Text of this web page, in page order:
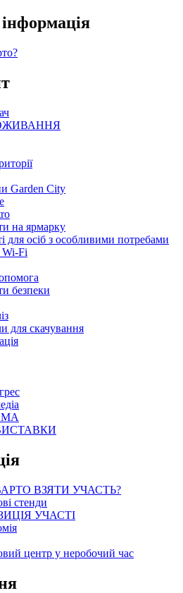
Garden City
на ярмарку
для осіб з особливими потребами
Wi-Fi
безпеки
для скачування
ВЗЯТИ УЧАСТЬ?
стенди
УЧАСТІ
центр у неробочий час